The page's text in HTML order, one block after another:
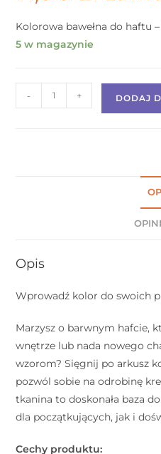
Kolorowa bawełna do haftu
5 w magazynie
- + DODAJ
Opis
Wprowadź kolor do swoich
Marzysz o barwnym hafcie,
wnętrze lub nada nowego
wzorom? Sięgnij po arkusz
pozwól sobie na odrobinę
tkanina to doskonała baza
dla początkujących, jak i
Cechy produktu: